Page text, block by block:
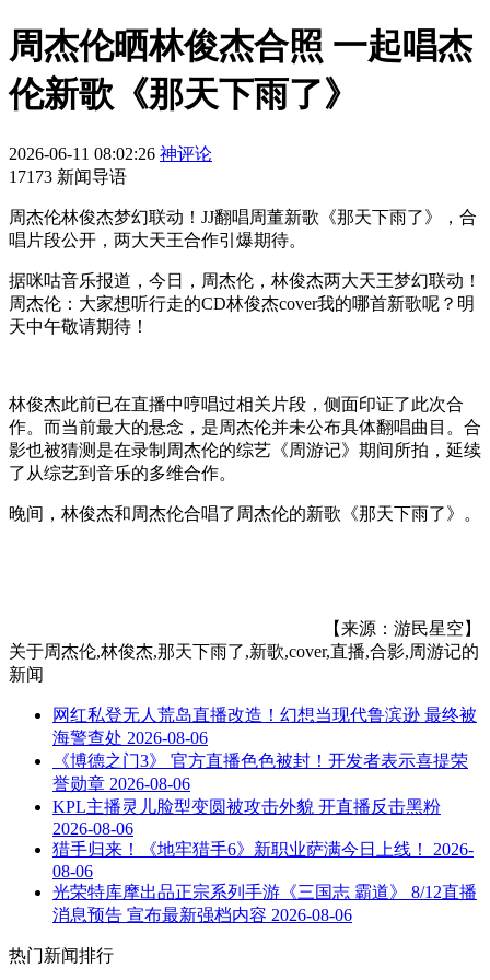
周杰伦晒林俊杰合照 一起唱杰
伦新歌《那天下雨了》
2026-06-11 08:02:26 神评论
17173 新闻导语
周杰伦林俊杰梦幻联动！JJ翻唱周董新歌《那天下雨了》，合
唱片段公开，两大天王合作引爆期待。
据咪咕音乐报道，今日，周杰伦，林俊杰两大天王梦幻联动！
周杰伦：大家想听行走的CD林俊杰cover我的哪首新歌呢？明
天中午敬请期待！
林俊杰此前已在直播中哼唱过相关片段，侧面印证了此次合
作。而当前最大的悬念，是周杰伦并未公布具体翻唱曲目。合
影也被猜测是在录制周杰伦的综艺《周游记》期间所拍，延续
了从综艺到音乐的多维合作。
晚间，林俊杰和周杰伦合唱了周杰伦的新歌《那天下雨了》。
【来源：游民星空】
关于周杰伦,林俊杰,那天下雨了,新歌,cover,直播,合影,周游记的
新闻
网红私登无人荒岛直播改造！幻想当现代鲁滨逊 最终被
海警查处 2026-08-06
《博德之门3》 官方直播色色被封！开发者表示喜提荣
誉勋章 2026-08-06
KPL主播灵儿脸型变圆被攻击外貌 开直播反击黑粉
2026-08-06
猎手归来！《地牢猎手6》新职业萨满今日上线！
2026-
08-06
光荣特库摩出品正宗系列手游《三国志 霸道》 8/12直播
消息预告 宣布最新强档内容 2026-08-06
热门新闻排行